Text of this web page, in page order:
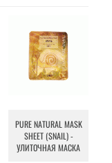
PURE NATURAL MASK
SHEET (SNAIL) -
УЛИТОЧНАЯ МАСКА